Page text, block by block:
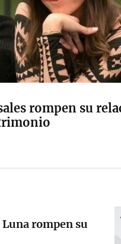
rompen su
Luna rompen su